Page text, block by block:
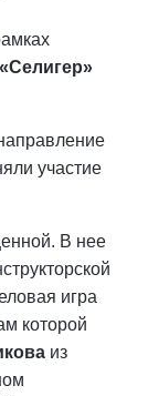
«Селигер»
участие
В нее
игра
которой
из